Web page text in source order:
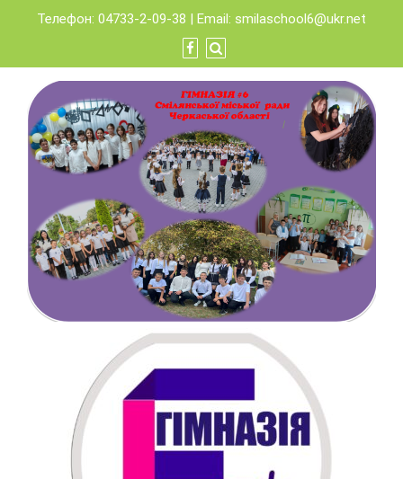
content
Телефон: 04733-2-09-38 | Email: smilaschool6@ukr.net